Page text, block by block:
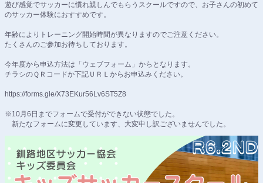
遊び感覚でサッカーに慣れ親しんでもらうスクールですので、お子さんの初めて
のサッカー体験におすすめです。
年齢によりトレーニング開始時間が異なりますのでご注意ください。
たくさんのご参加お待ちしております。
今年度から申込方法は「ウェブフォーム」からとなります。
チラシのＱＲコードか下記ＵＲＬからお申込みください。
https://forms.gle/X73EKur56Lv6ST5Z8
※10月6日までフォームで受付ができない状態でした。
新たなフォームに変更しています、大変申し訳ございませんでした。